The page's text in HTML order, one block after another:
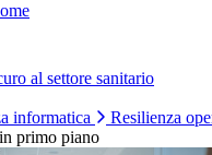
al settore sanitario
informatica
Resilienza
primo piano